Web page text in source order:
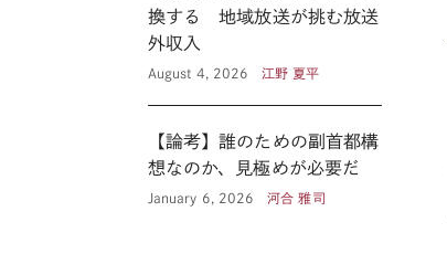
換する 地域放送が挑む放送
外収入
August 4, 2026 江野 夏平
【論考】誰のための副首都構
想なのか、見極めが必要だ
January 6, 2026 河合 雅司